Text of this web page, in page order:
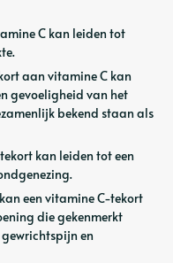
C kan leiden tot
aan vitamine C kan
gevoeligheid van het
bekend staan ​​als
kan leiden tot een
een vitamine C-tekort
die gekenmerkt
en